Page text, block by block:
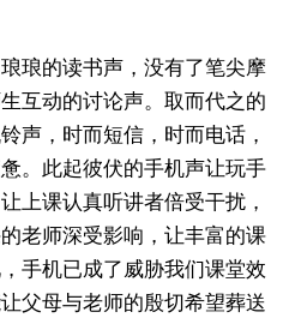
琅的读书声，没有了笔尖摩
互动的讨论声。取而代之的
声，时而短信，时而电话，
。此起彼伏的手机声让玩手
上课认真听讲者倍受干扰，
老师深受影响，让丰富的课
手机已成了威胁我们课堂效
父母与老师的殷切希望葬送